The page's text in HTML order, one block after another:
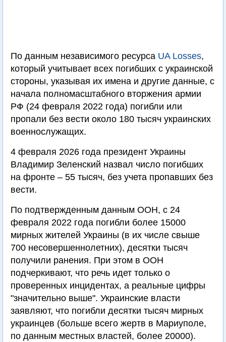
По данным независимого ресурса UA Losses,
который учитывает всех погибших с украинской
стороны, указывая их имена и другие данные, с
начала полномасштабного вторжения армии
РФ (24 февраля 2022 года) погибли или
пропали без вести около 180 тысяч украинских
военнослужащих.
4 февраля 2026 года президент Украины
Владимир Зеленский назвал число погибших
на фронте – 55 тысяч, без учета пропавших без
вести.
По подтвержденным данным ООН, с 24
февраля 2022 года погибли более 15000
мирных жителей Украины (в их числе свыше
700 несовершеннолетних), десятки тысяч
получили ранения. При этом в ООН
подчеркивают, что речь идет только о
проверенных инцидентах, а реальные цифры
"значительно выше". Украинские власти
заявляют, что погибли десятки тысяч мирных
украинцев (больше всего жертв в Мариуполе,
по данным местных властей, более 20000).